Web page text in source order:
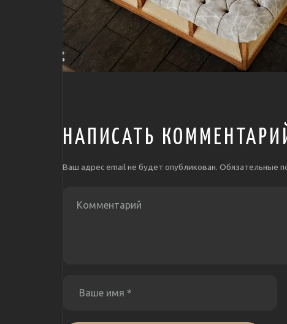
НАПИСАТЬ
Ваш адрес email не будет опубликован. Обязательные